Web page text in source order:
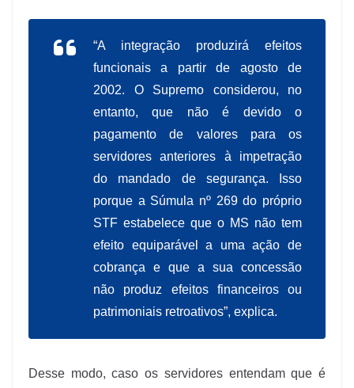
“A integração produzirá efeitos
funcionais a partir de agosto de
2002. O Supremo considerou, no
entanto, que não é devido o
pagamento de valores para os
servidores anteriores à impetração
do mandado de segurança. Isso
porque a Súmula nº 269 do próprio
STF estabelece que o MS não tem
efeito equiparável a uma ação de
cobrança e que a sua concessão
não produz efeitos financeiros ou
patrimoniais retroativos”, explica.
Desse modo, caso os servidores entendam que é